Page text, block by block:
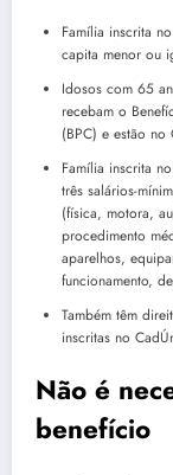
Família inscrita
capita menor ou
Idosos com 65
recebam o
(BPC) e estão
Família inscrita
três salários-
(física, motora,
procedimento
aparelhos,
funcionamento,
Também têm
inscritas no
Não é
benefício